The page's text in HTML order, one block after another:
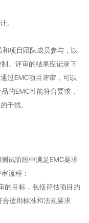
。
项目团队成员参与，以
。评审的结果应记录下
过EMC项目评审，可以
的EMC性能符合要求，
干扰。
试阶段中满足EMC要求
流程：
的目标，包括评估项目的
合适用标准和法规要求